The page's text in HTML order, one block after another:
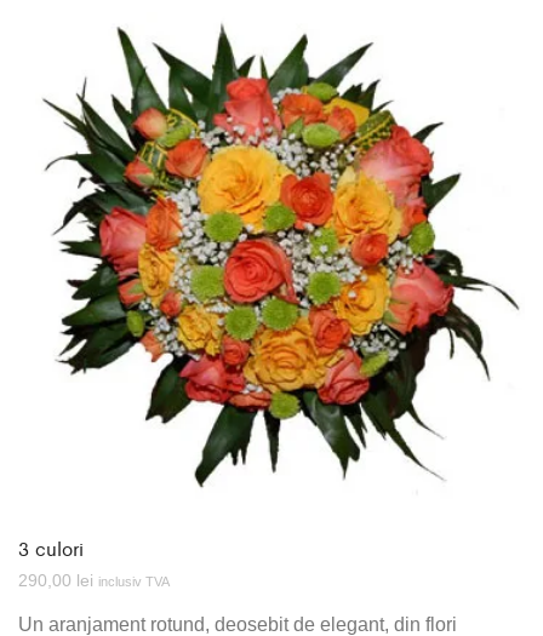
3 culori
290,00 lei inclusiv TVA
Un aranjament rotund, deosebit de elegant, din flori